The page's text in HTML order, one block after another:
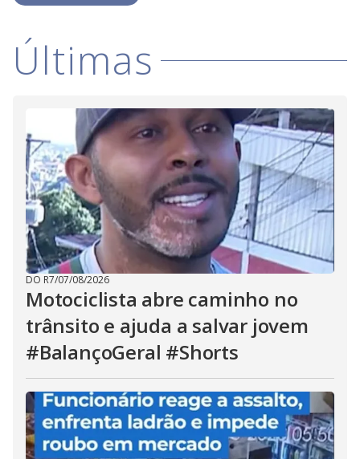
Últimas
DO R7/07/08/2026
Motociclista abre caminho no
trânsito e ajuda a salvar jovem
#BalançoGeral #Shorts